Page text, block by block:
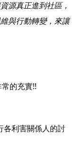
源真正進到社區，
與行動轉變，來讓
的充實!!
各利害關係人的討